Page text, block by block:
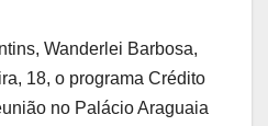
Wanderlei Barbosa,
18, o programa Crédito
no Palácio Araguaia